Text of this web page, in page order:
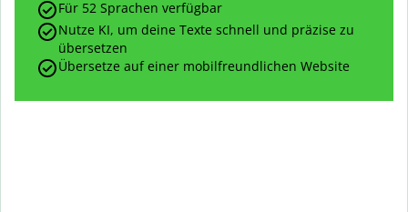
Für 52 Sprachen verfügbar
Nutze KI, um deine Texte schnell und präzise zu
übersetzen
Übersetze auf einer mobilfreundlichen Website